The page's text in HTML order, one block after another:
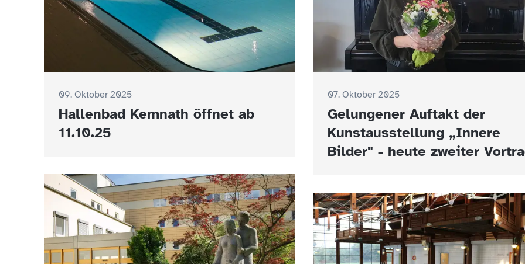
09. Oktober 2025
Hallenbad Kemnath öffnet ab
11.10.25
07. Oktober 2025
Gelungener Auftakt der
Kunstausstellung „Innere
Bilder" - heute zweiter